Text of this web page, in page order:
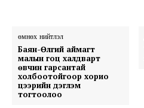
өмнөх нийтлэл
Баян-Өлгий аймагт
малын гоц халдварт
өвчин гарсантай
холбоотойгоор хорио
цээрийн дэглэм
тогтоолоо